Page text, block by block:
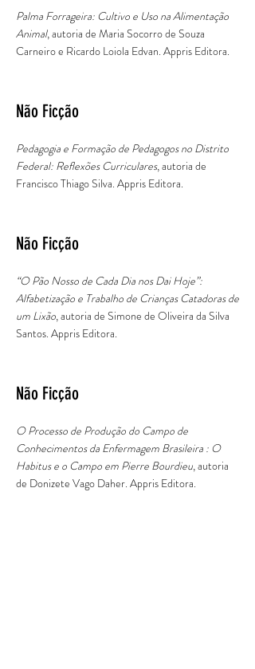
Palma Forrageira: Cultivo e Uso na Alimentação
Animal, autoria de Maria Socorro de Souza
Carneiro e Ricardo Loiola Edvan. Appris Editora.
Não Ficção
Pedagogia e Formação de Pedagogos no Distrito
Federal: Reflexões Curriculares, autoria de
Francisco Thiago Silva. Appris Editora.
Não Ficção
“O Pão Nosso de Cada Dia nos Dai Hoje”:
Alfabetização e Trabalho de Crianças Catadoras de
um Lixão, autoria de Simone de Oliveira da Silva
Santos. Appris Editora.
Não Ficção
O Processo de Produção do Campo de
Conhecimentos da Enfermagem Brasileira : O
Habitus e o Campo em Pierre Bourdieu, autoria
de Donizete Vago Daher. Appris Editora.